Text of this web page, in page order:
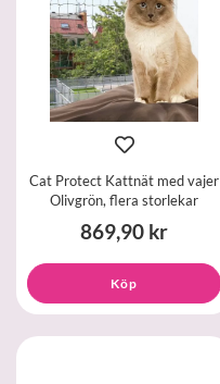
Cat Protect Kattnät med vajer
Olivgrön, flera storlekar
869,90 kr
Köp